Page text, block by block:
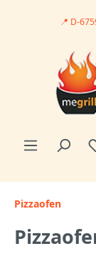
📍 D-
Pizzaofen